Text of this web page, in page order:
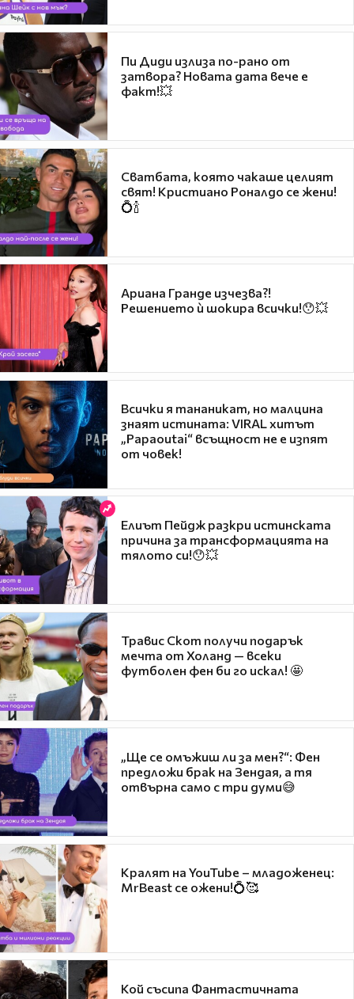
Пи Диди излиза по-рано от
затвора? Новата дата вече е
факт!💥
Сватбата, която чакаше целият
свят! Кристиано Роналдо се жени!
💍🍾
Ариана Гранде изчезва?!
Решението ѝ шокира всички!😯💥
Всички я тананикат, но малцина
знаят истината: VIRAL хитът
„Papaoutai“ всъщност не е изпят
от човек!
Елиът Пейдж разкри истинската
причина за трансформацията на
тялото си!😯💥
Травис Скот получи подарък
мечта от Холанд — всеки
футболен фен би го искал! 🤩
„Ще се омъжиш ли за мен?“: Фен
предложи брак на Зендая, а тя
отвърна само с три думи😅
Кралят на YouTube – младоженец:
MrBeast се ожени!💍🥰
Кой съсипа Фантастичната